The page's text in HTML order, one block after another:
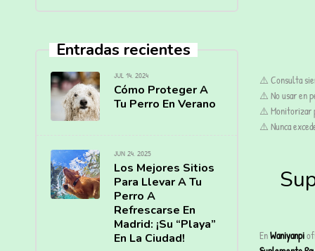
Entradas recientes
JUL 14, 2024
Cómo Proteger A
Tu Perro En Verano
JUN 24, 2025
Los Mejores Sitios
Para Llevar A Tu
Perro A
Refrescarse En
Madrid: ¡Su “Playa”
En La Ciudad!
⚠️ Consulta
⚠️ No usar en
⚠️ Monitorizar
⚠️ Nunca
EnWaniyanpi